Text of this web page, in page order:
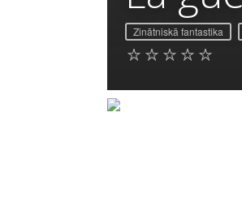
Zinātniskā fantastika